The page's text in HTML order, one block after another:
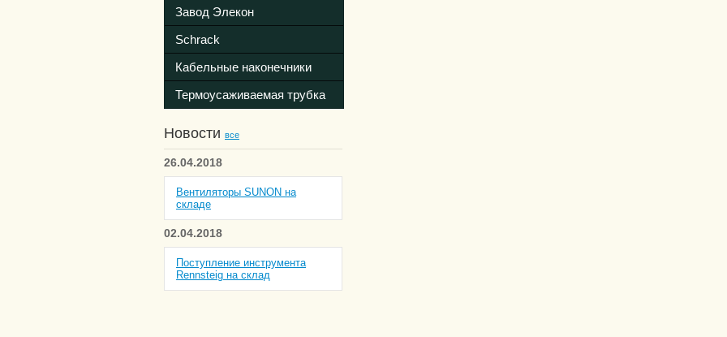
Завод Элекон
Schrack
Кабельные наконечники
Термоусаживаемая трубка
Новости все
26.04.2018
Вентиляторы SUNON на
складе
02.04.2018
Поступление инструмента
Rennsteig на склад